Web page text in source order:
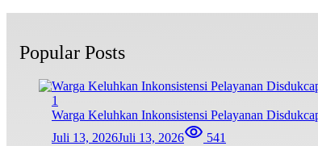
Popular Posts
1
Warga Keluhkan Inkonsistensi Pelayanan
Juli 13, 2026Juli 13, 2026 541